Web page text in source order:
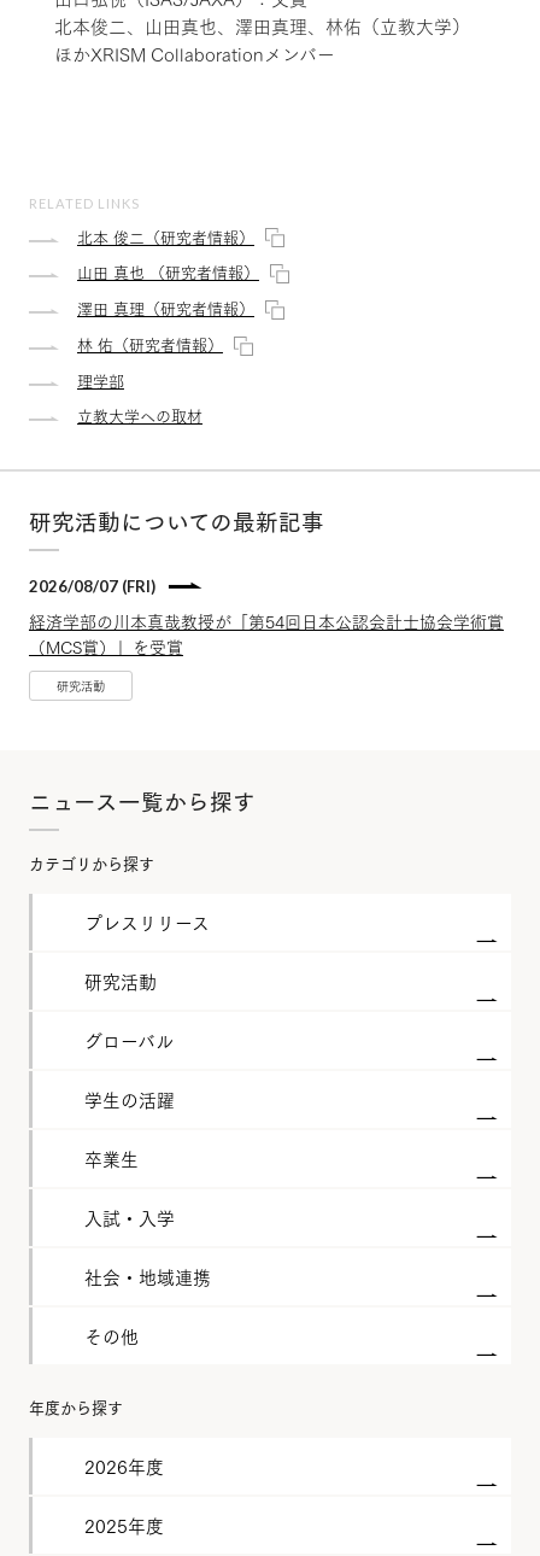
北本俊二、山田真也、澤田真理、林佑（立教大学）
ほかXRISM Collaborationメンバー
RELATED LINKS
北本 俊二（研究者情報）
山田 真也 （研究者情報）
澤田 真理（研究者情報）
林 佑（研究者情報）
理学部
立教大学への取材
研究活動についての最新記事
2026/08/07 (FRI)
経済学部の川本真哉教授が「第54回日本公認会計士協会学術賞
（MCS賞）」を受賞
研究活動
ニュース一覧から探す
カテゴリから探す
プレスリリース
研究活動
グローバル
学生の活躍
卒業生
入試・入学
社会・地域連携
その他
年度から探す
2026年度
2025年度